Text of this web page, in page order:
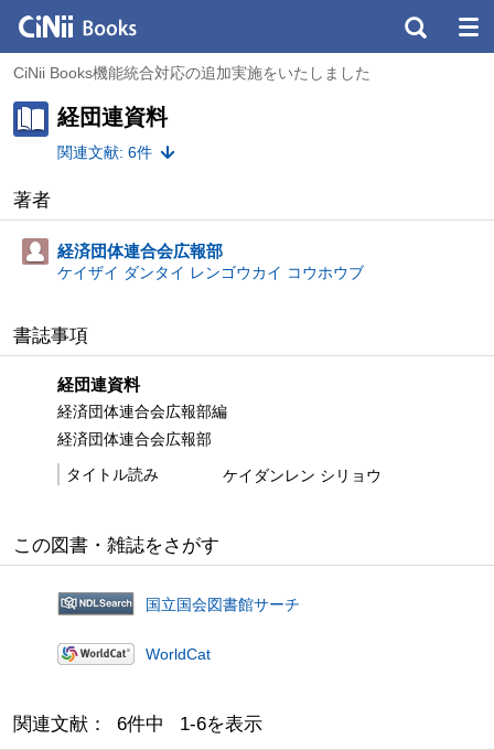
CiNii Books機能統合対応の追加実施をいたしました
経団連資料
関連文献: 6件
著者
経済団体連合会広報部
ケイザイ ダンタイ レンゴウカイ コウホウブ
書誌事項
経団連資料
経済団体連合会広報部編
経済団体連合会広報部
タイトル読み
ケイダンレン シリョウ
この図書・雑誌をさがす
国立国会図書館サーチ
WorldCat
関連文献： 6件中 1-6を表示